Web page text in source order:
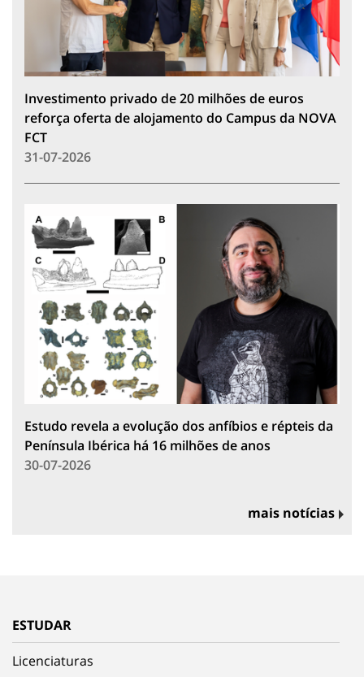
Investimento privado de 20 milhões de euros
reforça oferta de alojamento do Campus da NOVA
FCT
31-07-2026
Estudo revela a evolução dos anfíbios e répteis da
Península Ibérica há 16 milhões de anos
30-07-2026
mais notícias
ESTUDAR
Licenciaturas